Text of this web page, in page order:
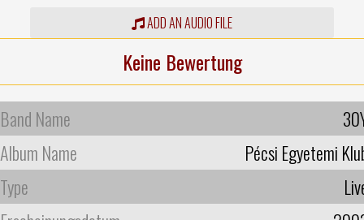
ADD AN AUDIO FILE
Keine Bewertung
Band Name
Album Name
Pécsi Egyetemi
Type